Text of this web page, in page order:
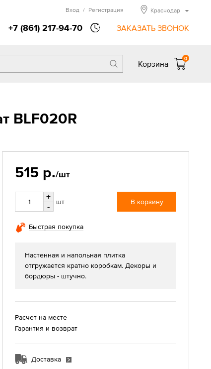
+7 (861) 217-94-70 ЗАКАЗАТЬ ЗВОНОК
Вход / Регистрация Краснодар
Корзина
0
BLF020R
515 р./шт
+
-
шт В корзину
Быстрая покупка
Настенная и напольная плитка
отгружается кратно коробкам. Декоры и
бордюры - штучно.
Расчет на месте
Гарантия и возврат
Доставка